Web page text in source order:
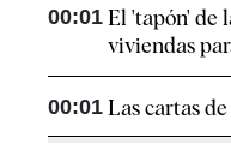
00:01 El 'tapón' de
viviendas
00:01 Las cartas